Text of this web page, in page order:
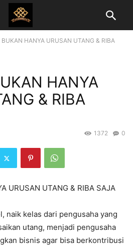
BUKAN HANYA URUSAN UTANG & RIBA
HANYA
& RIBA
0
1372
URUSAN UTANG & RIBA SAJA
naik kelas dari pengusaha yang
utang, menjadi pengusaha
bisnis agar bisa berkontribusi